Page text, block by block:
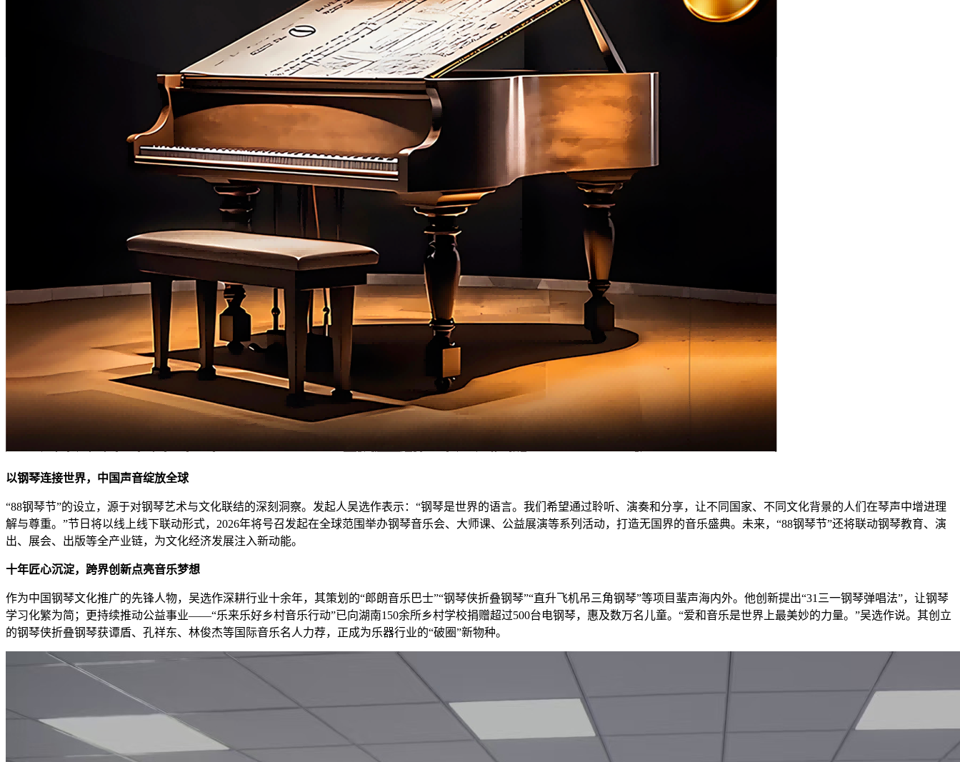
以钢琴连接世界，中国声音绽放全球
“88钢琴节”的设立，源于对钢琴艺术与文化联结的深刻洞察。发起人吴选作表示：“钢琴是世界的语言。我们希望通过聆听、演奏和分享，让不同国家、不同文化背景的人们在琴声中增进理
解与尊重。”节日将以线上线下联动形式，2026年将号召发起在全球范围举办钢琴音乐会、大师课、公益展演等系列活动，打造无国界的音乐盛典。未来，“88钢琴节”还将联动钢琴教育、演
出、展会、出版等全产业链，为文化经济发展注入新动能。
十年匠心沉淀，跨界创新点亮音乐梦想
作为中国钢琴文化推广的先锋人物，吴选作深耕行业十余年，其策划的“郎朗音乐巴士”“钢琴侠折叠钢琴”“直升飞机吊三角钢琴”等项目蜚声海内外。他创新提出“31三一钢琴弹唱法”，让钢琴
学习化繁为简；更持续推动公益事业——“乐来乐好乡村音乐行动”已向湖南150余所乡村学校捐赠超过500台电钢琴，惠及数万名儿童。“爱和音乐是世界上最美妙的力量。”吴选作说。其创立
的钢琴侠折叠钢琴获谭盾、孔祥东、林俊杰等国际音乐名人力荐，正成为乐器行业的“破圈”新物种。